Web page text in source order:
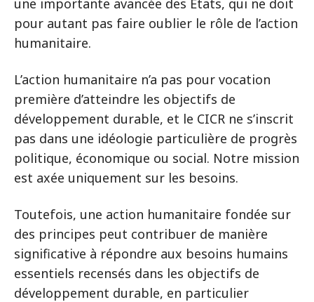
une importante avancée des États, qui ne doit
pour autant pas faire oublier le rôle de l’action
humanitaire.
L’action humanitaire n’a pas pour vocation
première d’atteindre les objectifs de
développement durable, et le CICR ne s’inscrit
pas dans une idéologie particulière de progrès
politique, économique ou social. Notre mission
est axée uniquement sur les besoins.
Toutefois, une action humanitaire fondée sur
des principes peut contribuer de manière
significative à répondre aux besoins humains
essentiels recensés dans les objectifs de
développement durable, en particulier